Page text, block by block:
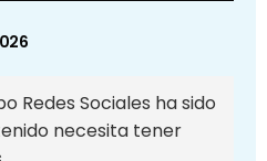
Redes Sociales ha sido
necesita tener